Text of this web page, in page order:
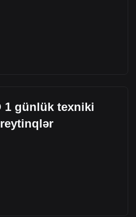
1 günlük texniki
reytinqlər